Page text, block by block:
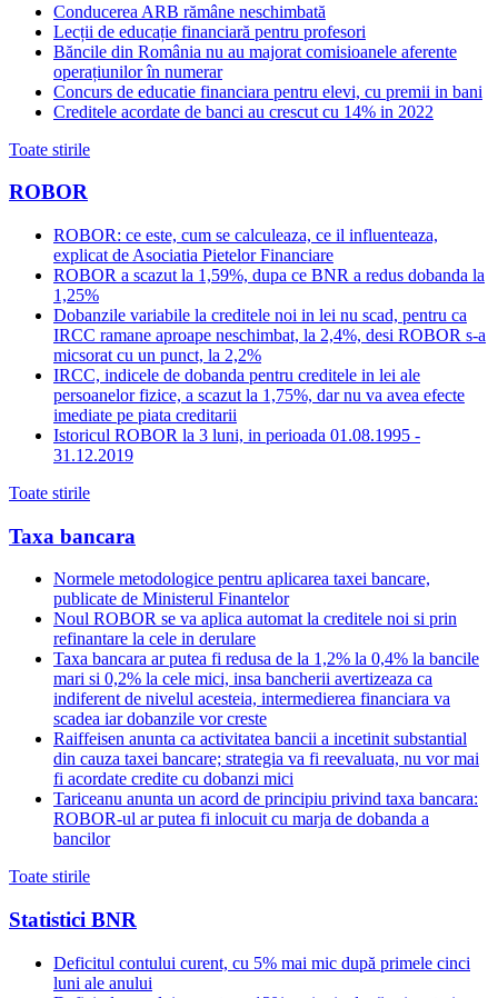
Conducerea ARB rămâne neschimbată
Lecții de educație financiară pentru profesori
Băncile din România nu au majorat comisioanele aferente
operațiunilor în numerar
Concurs de educatie financiara pentru elevi, cu premii in bani
Creditele acordate de banci au crescut cu 14% in 2022
Toate stirile
ROBOR
ROBOR: ce este, cum se calculeaza, ce il influenteaza,
explicat de Asociatia Pietelor Financiare
ROBOR a scazut la 1,59%, dupa ce BNR a redus dobanda la
1,25%
Dobanzile variabile la creditele noi in lei nu scad, pentru ca
IRCC ramane aproape neschimbat, la 2,4%, desi ROBOR s-a
micsorat cu un punct, la 2,2%
IRCC, indicele de dobanda pentru creditele in lei ale
persoanelor fizice, a scazut la 1,75%, dar nu va avea efecte
imediate pe piata creditarii
Istoricul ROBOR la 3 luni, in perioada 01.08.1995 -
31.12.2019
Toate stirile
Taxa bancara
Normele metodologice pentru aplicarea taxei bancare,
publicate de Ministerul Finantelor
Noul ROBOR se va aplica automat la creditele noi si prin
refinantare la cele in derulare
Taxa bancara ar putea fi redusa de la 1,2% la 0,4% la bancile
mari si 0,2% la cele mici, insa bancherii avertizeaza ca
indiferent de nivelul acesteia, intermedierea financiara va
scadea iar dobanzile vor creste
Raiffeisen anunta ca activitatea bancii a incetinit substantial
din cauza taxei bancare; strategia va fi reevaluata, nu vor mai
fi acordate credite cu dobanzi mici
Tariceanu anunta un acord de principiu privind taxa bancara:
ROBOR-ul ar putea fi inlocuit cu marja de dobanda a
bancilor
Toate stirile
Statistici BNR
Deficitul contului curent, cu 5% mai mic după primele cinci
luni ale anului